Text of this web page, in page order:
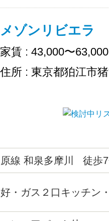
メゾンリビエラ
家賃 : 43,000〜
住所 : 東京都狛江市
線 和泉多摩川 徒歩
・ガス２口キッチン